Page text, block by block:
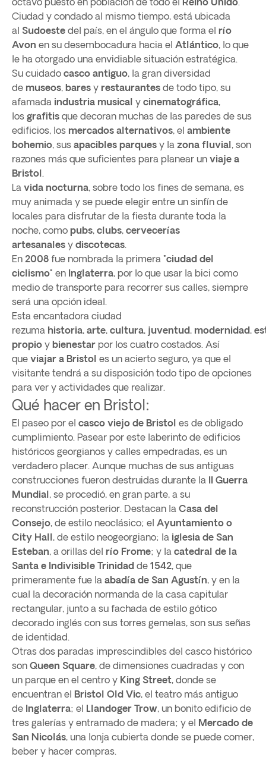
Ciudad y condado al mismo tiempo, está ubicada
al Sudoeste del país, en el ángulo que forma el río
Avon en su desembocadura hacia el Atlántico, lo que
le ha otorgado una envidiable situación estratégica.
Su cuidado casco antiguo, la gran diversidad
de museos, bares y restaurantes de todo tipo, su
afamada industria musical y cinematográfica,
los grafitis que decoran muchas de las paredes de sus
edificios, los mercados alternativos, el ambiente
bohemio, sus apacibles parques y la zona fluvial, son
razones más que suficientes para planear un viaje a
Bristol.
La vida nocturna, sobre todo los fines de semana, es
muy animada y se puede elegir entre un sinfín de
locales para disfrutar de la fiesta durante toda la
noche, como pubs, clubs, cervecerías
artesanales y discotecas.
En 2008 fue nombrada la primera "ciudad del
ciclismo" en Inglaterra, por lo que usar la bici como
medio de transporte para recorrer sus calles, siempre
será una opción ideal.
Esta encantadora ciudad
rezuma historia, arte, cultura, juventud, modernidad,
propio y bienestar por los cuatro costados. Así
que viajar a Bristol es un acierto seguro, ya que el
visitante tendrá a su disposición todo tipo de opciones
para ver y actividades que realizar.
Qué hacer en Bristol:
El paseo por el casco viejo de Bristol es de obligado
cumplimiento. Pasear por este laberinto de edificios
históricos georgianos y calles empedradas, es un
verdadero placer. Aunque muchas de sus antiguas
construcciones fueron destruidas durante la II Guerra
Mundial, se procedió, en gran parte, a su
reconstrucción posterior. Destacan la Casa del
Consejo, de estilo neoclásico; el Ayuntamiento o
City Hall, de estilo neogeorgiano; la iglesia de San
Esteban, a orillas del río Frome; y la catedral de la
Santa e Indivisible Trinidad de 1542, que
primeramente fue la abadía de San Agustín, y en la
cual la decoración normanda de la casa capitular
rectangular, junto a su fachada de estilo gótico
decorado inglés con sus torres gemelas, son sus señas
de identidad.
Otras dos paradas imprescindibles del casco histórico
son Queen Square, de dimensiones cuadradas y con
un parque en el centro y King Street, donde se
encuentran el Bristol Old Vic, el teatro más antiguo
de Inglaterra; el Llandoger Trow, un bonito edificio de
tres galerías y entramado de madera; y el Mercado de
San Nicolás, una lonja cubierta donde se puede comer,
beber y hacer compras.